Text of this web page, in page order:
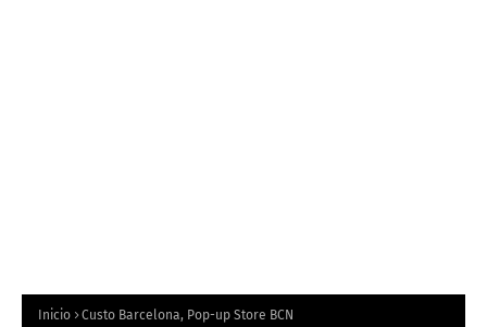
Inicio Custo Barcelona, Pop-up Store BCN